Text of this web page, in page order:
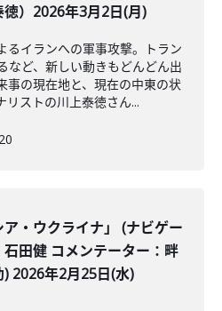
徳）2026年3月2日(月)
るイランへの軍事攻撃。トラン
など、新しい動きもどんどん出
事の現在地と、現在の中東の状
リストの川上泰徳さん...
ア・ウクライナ」 (ナビゲー
石田健 コメンテーター：畔
) 2026年2月25日(水)